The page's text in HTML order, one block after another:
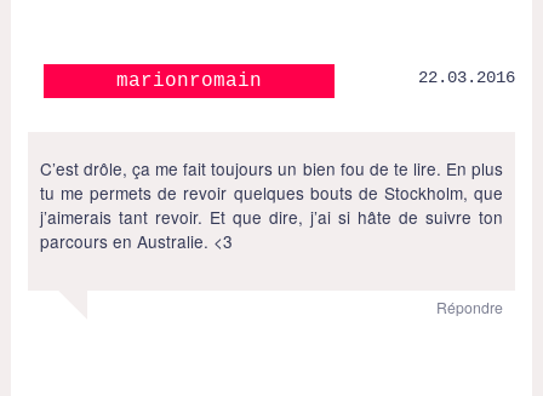
marionromain 22.03.2016
C’est drôle, ça me fait toujours un bien fou de te lire. En plus
tu me permets de revoir quelques bouts de Stockholm, que
j’aimerais tant revoir. Et que dire, j’ai si hâte de suivre ton
parcours en Australie. <3
Répondre